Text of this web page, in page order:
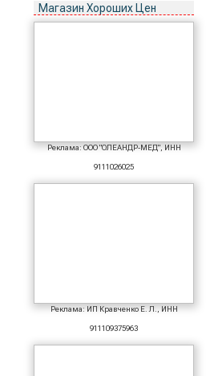
Магазин Хороших Цен
Реклама: ООО "ОЛЕАНДР-МЕД", ИНН
9111026025
Реклама: ИП Кравченко Е. Л., ИНН
911109375963